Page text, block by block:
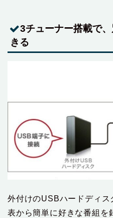
3チューナー搭載で
きる
外付けのUSBハードディス
表から簡単に好きな番組を